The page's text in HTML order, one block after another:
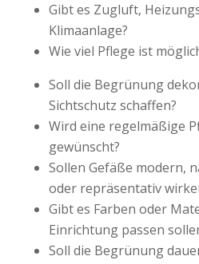
Gibt es Zugluft,
Klimaanlage?
Wie viel Pflege ist
Soll die Begrünung
Sichtschutz schaffen?
Wird eine regelmäßige
gewünscht?
Sollen Gefäße modern,
oder repräsentativ
Gibt es Farben oder
Einrichtung passen
Soll die Begrünung